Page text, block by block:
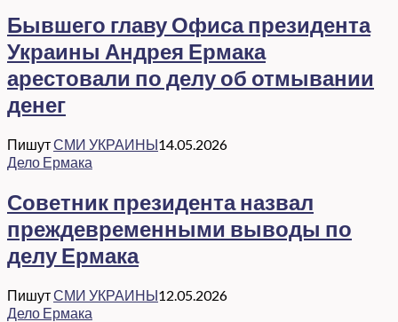
Бывшего главу Офиса президента
Украины Андрея Ермака
арестовали по делу об отмывании
денег
ПишутСМИ УКРАИНЫ14.05.2026
Дело Ермака
Советник президента назвал
преждевременными выводы по
делу Ермака
ПишутСМИ УКРАИНЫ12.05.2026
Дело Ермака